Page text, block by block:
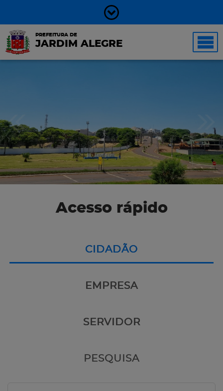
PREFEITURA DE
JARDIM ALEGRE
Acesso rápido
CIDADÃO
EMPRESA
SERVIDOR
PESQUISA